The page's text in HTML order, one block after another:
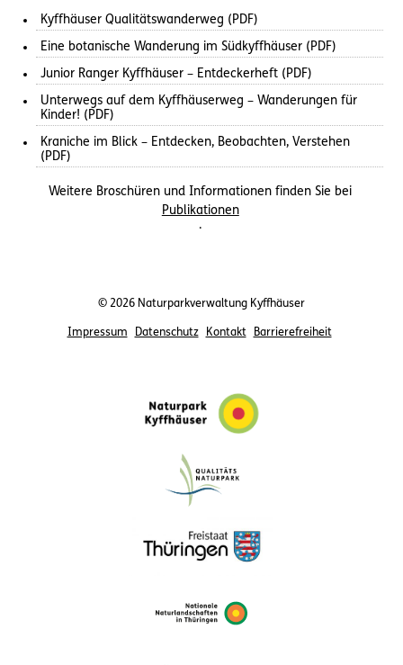
Kyffhäuser Qualitätswanderweg (PDF)
Eine botanische Wanderung im Südkyffhäuser (PDF)
Junior Ranger Kyffhäuser – Entdeckerheft (PDF)
Unterwegs auf dem Kyffhäuserweg – Wanderungen für
Kinder! (PDF)
Kraniche im Blick – Entdecken, Beobachten, Verstehen
(PDF)
Weitere Broschüren und Informationen finden Sie bei
Publikationen
.
© 2026 Naturparkverwaltung Kyffhäuser
Impressum Datenschutz Kontakt Barrierefreiheit